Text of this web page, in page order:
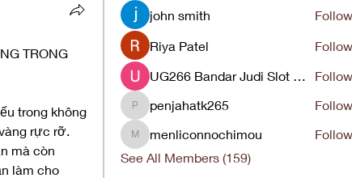
TRONG
trong không
rực rỡ.
mà còn
làm cho
john smith
Follow
Riya Patel
Follow
UG266 Bandar Judi Slot Online Live RTP Slot Gacor Tertinggi
Follow
penjahatk265
penjahatk265 Follow
menliconnochimou
menliconnochimou
Follow
See All Members (159)